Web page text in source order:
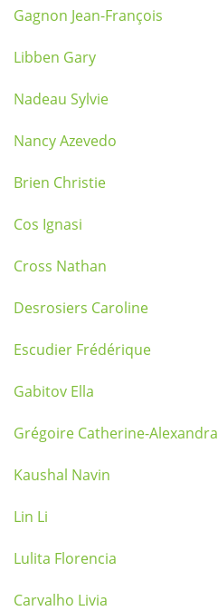
Gagnon Jean-François
Libben Gary
Nadeau Sylvie
Nancy Azevedo
Brien Christie
Cos Ignasi
Cross Nathan
Desrosiers Caroline
Escudier Frédérique
Gabitov Ella
Grégoire Catherine-Alexandra
Kaushal Navin
Lin Li
Lulita Florencia
Carvalho Livia